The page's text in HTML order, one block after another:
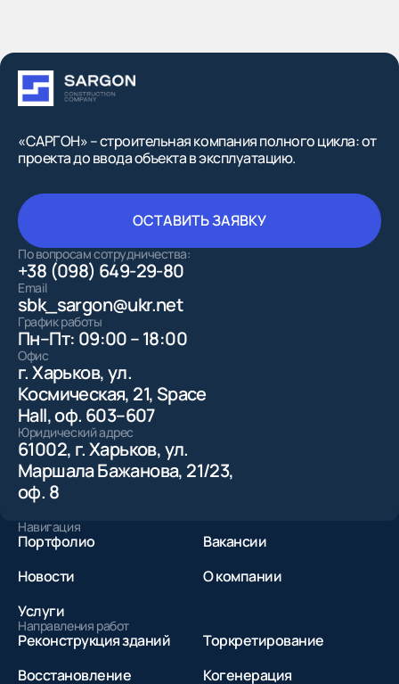
«САРГОН» – строительная компания полного цикла: от
проекта до ввода объекта в эксплуатацию.
ОСТАВИТЬ ЗАЯВКУ
По вопросам сотрудничества:
+38 (098) 649-29-80
Email
sbk_sargon@ukr.net
График работы
Пн–Пт: 09:00 – 18:00
Офис
г. Харьков, ул.
Космическая, 21, Space
Hall, оф. 603–607
Юридический адрес
61002, г. Харьков, ул.
Маршала Бажанова, 21/23,
оф. 8
Навигация
Портфолио
Вакансии
Новости
О компании
Услуги
Направления работ
Реконструкция зданий
Торкретирование
Восстановление
Когенерация